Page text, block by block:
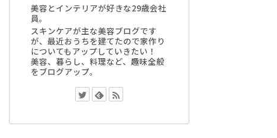
美容とインテリアが好きな29歳会社
員。
スキンケアが主な美容ブログです
が、最近おうちを建てたので家作り
についてもアップしていきたい！
美容、暮らし、料理など、趣味全般
をブログアップ。